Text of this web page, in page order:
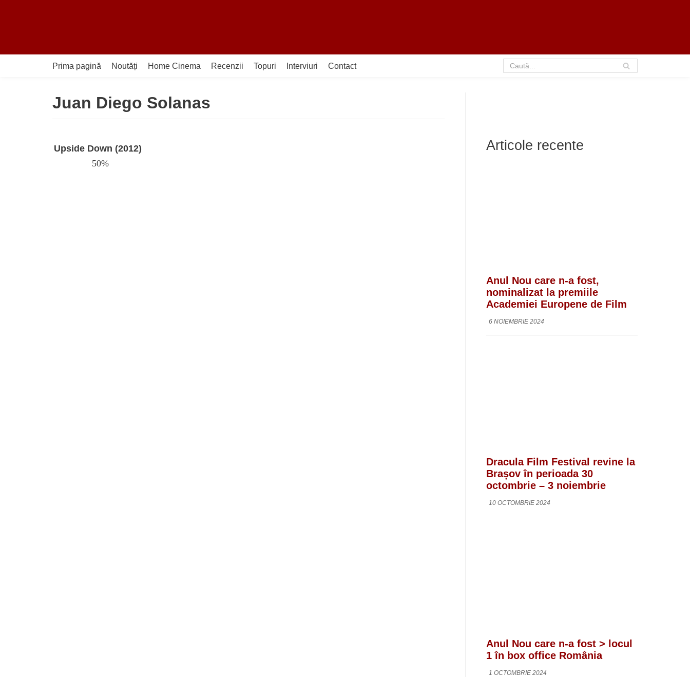
conținut
Prima pagină
Noutăți Home Cinema Recenzii Topuri Interviuri Contact
Juan Diego Solanas
Upside Down (2012)
50%
Articole recente
Anul Nou care n-a fost,
nominalizat la premiile
Academiei Europene de Film
6 NOIEMBRIE 2024
Dracula Film Festival revine la
Brașov în perioada 30
octombrie – 3 noiembrie
10 OCTOMBRIE 2024
Anul Nou care n-a fost > locul
1 în box office România
1 OCTOMBRIE 2024